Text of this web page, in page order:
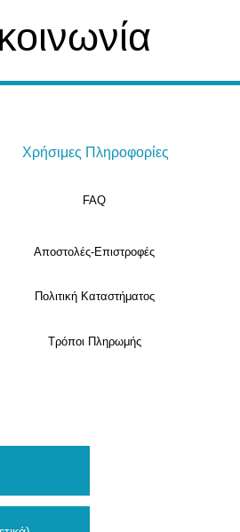
Χρήσιμες Πληροφορίες
FAQ
Αποστολές-Επιστροφές
Πολιτική Καταστήματος
Τρόποι Πληρωμής